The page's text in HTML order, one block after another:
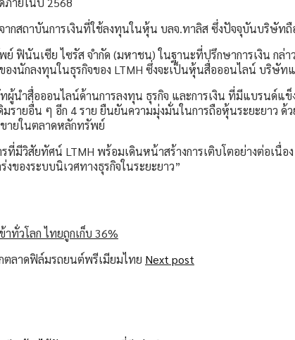
กสถาบันการเงินที่ใช้ลงทุนในหุ้น บลจ.ทาลิส ซึ่งปัจจุบันบริษั
นันเซีย ไซรัส จำกัด (มหาชน) ในฐานะที่ปรึกษาการเงิน กล่า
งนักลงทุนในธุรกิจของ LTMH ซึ่งจะเป็นหุ้นสื่อออนไลน์ บริษัท
นำสื่อออนไลน์ด้านการลงทุน ธุรกิจ และการเงิน ที่มีแบรนด์
รายอื่น ๆ อีก 4 ราย ยืนยันความมุ่งมั่นในการถือหุ้นระยะยาว
ายในตลาดหลักทรัพย์
วิสัยทัศน์ LTMH พร้อมเดินหน้าสร้างการเติบโตอย่างต่อเนื่อ
ของระบบนิเวศทางธุรกิจในระยะยาว”
ทั่วโลก ไทยถูกเก็บ 36%
Next post